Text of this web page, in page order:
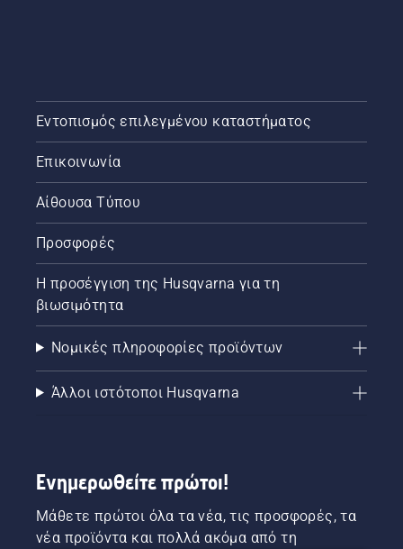
Εντοπισμός επιλεγμένου καταστήματος
Επικοινωνία
Αίθουσα Τύπου
Προσφορές
Η προσέγγιση της Husqvarna για τη
βιωσιμότητα
Νομικές πληροφορίες προϊόντων
Άλλοι ιστότοποι Husqvarna
Ενημερωθείτε πρώτοι!
Μάθετε πρώτοι όλα τα νέα, τις προσφορές, τα
νέα προϊόντα και πολλά ακόμα από τη